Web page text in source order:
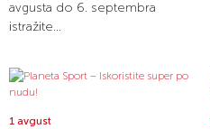
avgusta do 6. septembra
istražite...
1 avgust